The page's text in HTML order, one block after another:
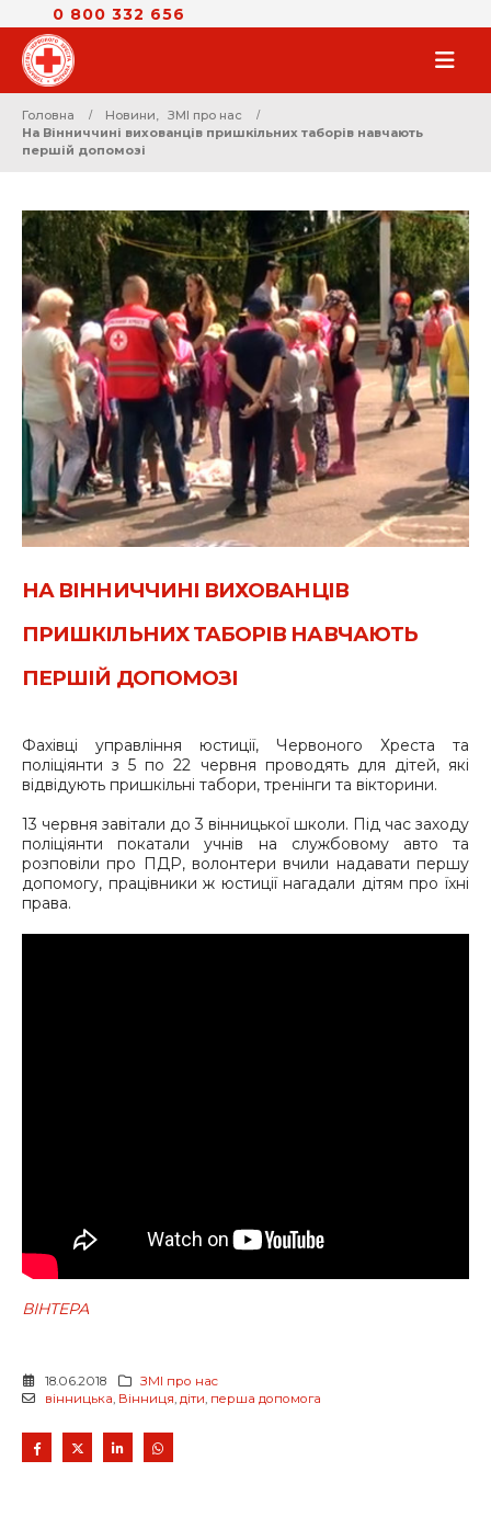
0 800 332 656
Головна Новини, ЗМІ про нас
На Вінниччині вихованців пришкільних таборів навчають
першій допомозі
НА ВІННИЧЧИНІ ВИХОВАНЦІВ
ПРИШКІЛЬНИХ ТАБОРІВ НАВЧАЮТЬ
ПЕРШІЙ ДОПОМОЗІ
Фахівці управління юстиції, Червоного Хреста та
поліціянти з 5 по 22 червня проводять для дітей, які
відвідують пришкільні табори, тренінги та вікторини.
13 червня завітали до 3 вінницької школи. Під час заходу
поліціянти покатали учнів на службовому авто та
розповіли про ПДР, волонтери вчили надавати першу
допомогу, працівники ж юстиції нагадали дітям про їхні
права.
ВІНТЕРА
18.06.2018
ЗМІ про нас
вінницька, Вінниця, діти, перша допомога